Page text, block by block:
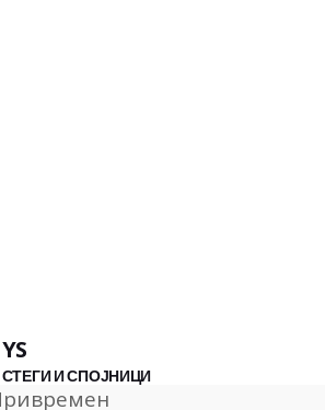
YS
СТЕГИ И СПОЈНИЦИ